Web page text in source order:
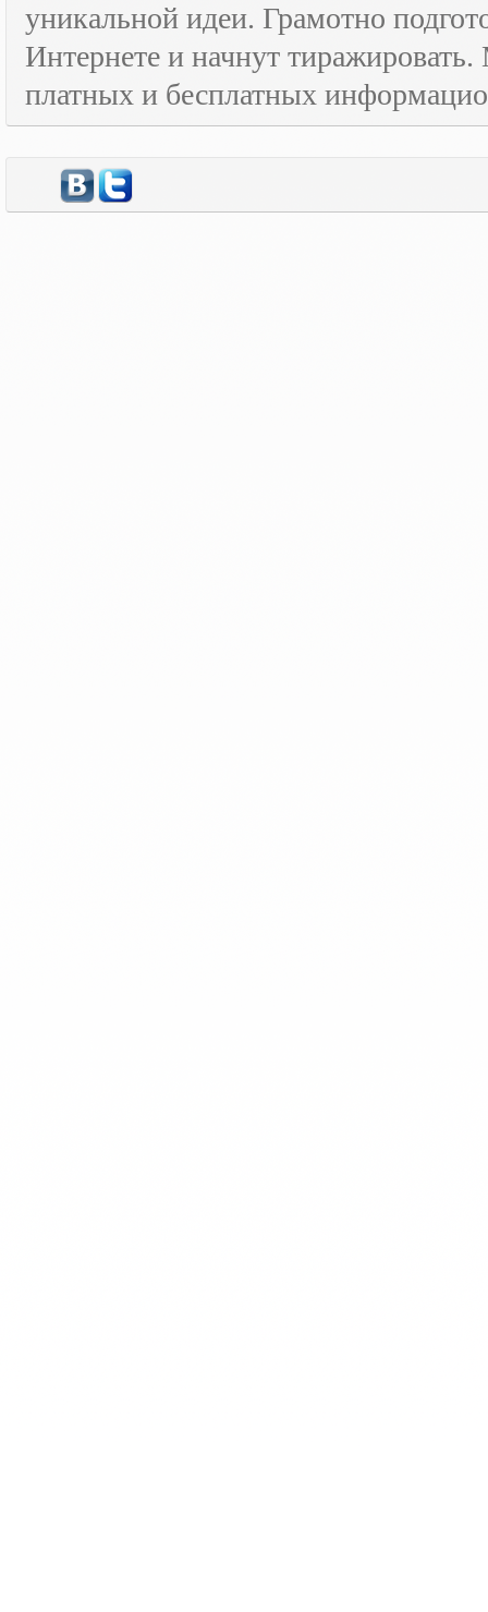
уникальной идеи. Грамотно
Интернете и начнут
платных и бесплатных